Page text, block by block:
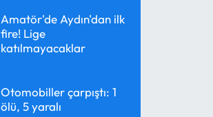
Amatör'de Aydın'dan ilk
fire! Lige
katılmayacaklar
Otomobiller çarpıştı: 1
ölü, 5 yaralı